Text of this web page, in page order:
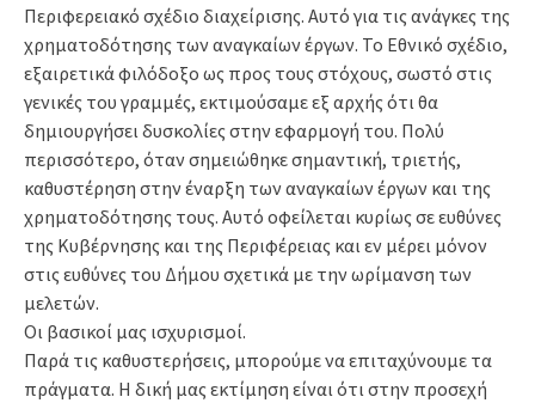
Περιφερειακό σχέδιο διαχείρισης. Αυτό για τις ανάγκες της
χρηματοδότησης των αναγκαίων έργων. Το Εθνικό σχέδιο,
εξαιρετικά φιλόδοξο ως προς τους στόχους, σωστό στις
γενικές του γραμμές, εκτιμούσαμε εξ αρχής ότι θα
δημιουργήσει δυσκολίες στην εφαρμογή του. Πολύ
περισσότερο, όταν σημειώθηκε σημαντική, τριετής,
καθυστέρηση στην έναρξη των αναγκαίων έργων και της
χρηματοδότησης τους. Αυτό οφείλεται κυρίως σε ευθύνες
της Κυβέρνησης και της Περιφέρειας και εν μέρει μόνον
στις ευθύνες του Δήμου σχετικά με την ωρίμανση των
μελετών.
Οι βασικοί μας ισχυρισμοί.
Παρά τις καθυστερήσεις, μπορούμε να επιταχύνουμε τα
πράγματα. Η δική μας εκτίμηση είναι ότι στην προσεχή